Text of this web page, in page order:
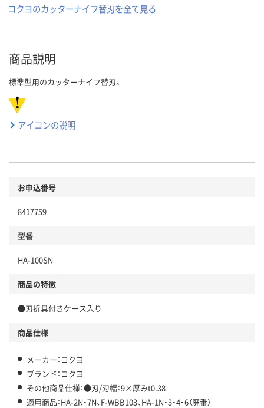
コクヨのカッターナイフ替刃を全て見る
商品説明
標準型用のカッターナイフ替刃。
アイコンの説明
お申込番号
8417759
型番
HA-100SN
商品の特徴
●刃折具付きケース入り
商品仕様
メーカー：コクヨ
ブランド：コクヨ
その他商品仕様：●刃/刃幅：9×厚みt0.38
適用商品：HA-2N・7N、F-WBB103、HA-1N・3・4・6（廃番）